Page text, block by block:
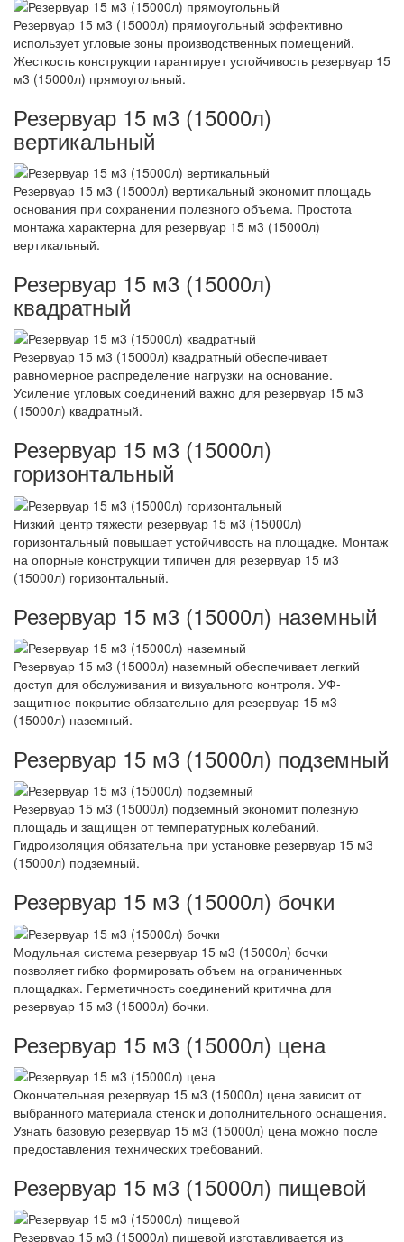
Резервуар 15 м3 (15000л) прямоугольный эффективно
использует угловые зоны производственных помещений.
Жесткость конструкции гарантирует устойчивость резервуар 15
м3 (15000л) прямоугольный.
Резервуар 15 м3 (15000л)
вертикальный
Резервуар 15 м3 (15000л) вертикальный экономит площадь
основания при сохранении полезного объема. Простота
монтажа характерна для резервуар 15 м3 (15000л)
вертикальный.
Резервуар 15 м3 (15000л)
квадратный
Резервуар 15 м3 (15000л) квадратный обеспечивает
равномерное распределение нагрузки на основание.
Усиление угловых соединений важно для резервуар 15 м3
(15000л) квадратный.
Резервуар 15 м3 (15000л)
горизонтальный
Низкий центр тяжести резервуар 15 м3 (15000л)
горизонтальный повышает устойчивость на площадке. Монтаж
на опорные конструкции типичен для резервуар 15 м3
(15000л) горизонтальный.
Резервуар 15 м3 (15000л) наземный
Резервуар 15 м3 (15000л) наземный обеспечивает легкий
доступ для обслуживания и визуального контроля. УФ-
защитное покрытие обязательно для резервуар 15 м3
(15000л) наземный.
Резервуар 15 м3 (15000л) подземный
Резервуар 15 м3 (15000л) подземный экономит полезную
площадь и защищен от температурных колебаний.
Гидроизоляция обязательна при установке резервуар 15 м3
(15000л) подземный.
Резервуар 15 м3 (15000л) бочки
Модульная система резервуар 15 м3 (15000л) бочки
позволяет гибко формировать объем на ограниченных
площадках. Герметичность соединений критична для
резервуар 15 м3 (15000л) бочки.
Резервуар 15 м3 (15000л) цена
Окончательная резервуар 15 м3 (15000л) цена зависит от
выбранного материала стенок и дополнительного оснащения.
Узнать базовую резервуар 15 м3 (15000л) цена можно после
предоставления технических требований.
Резервуар 15 м3 (15000л) пищевой
Резервуар 15 м3 (15000л) пищевой изготавливается из